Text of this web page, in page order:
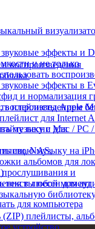
эффекты и
и не только
эффекты в
и нормализация
плейлисты Apple
для Internet
музыку с Mac /
свою музыку на
альбомов для
тексты песен для
(ZIP) плейлисты,
устройство
воспроизведения
песни для
NAS,
прослушивания и
в любой момент
для компьютера